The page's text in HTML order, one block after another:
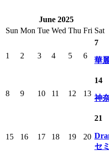
June 2025
Sun Mon Tue Wed Thu Fri Sat
1 2 3 4 5 6
7
華
8 9 10 11 12 13
14
神
15 16 17 18 19 20
21
セ